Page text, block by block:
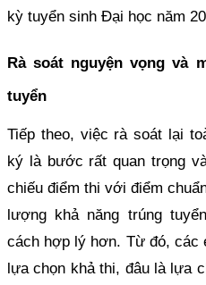
kỳ tuyển sinh Đại học năm
Rà soát nguyện vọng và
tuyển
Tiếp theo, việc rà soát lại
ký là bước rất quan trọng
chiếu điểm thi với điểm
lượng khả năng trúng
cách hợp lý hơn. Từ đó, các
lựa chọn khả thi, đâu là lựa